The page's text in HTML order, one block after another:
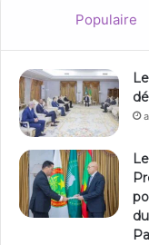
Populaire